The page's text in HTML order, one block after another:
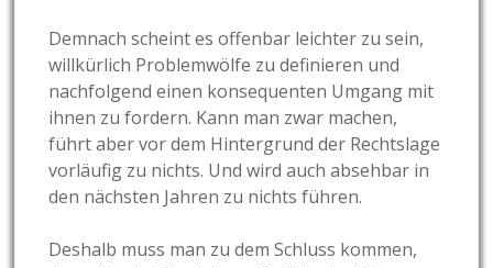
Demnach scheint es offenbar leichter zu sein,
willkürlich Problemwölfe zu definieren und
nachfolgend einen konsequenten Umgang mit
ihnen zu fordern. Kann man zwar machen,
führt aber vor dem Hintergrund der Rechtslage
vorläufig zu nichts. Und wird auch absehbar in
den nächsten Jahren zu nichts führen.
Deshalb muss man zu dem Schluss kommen,